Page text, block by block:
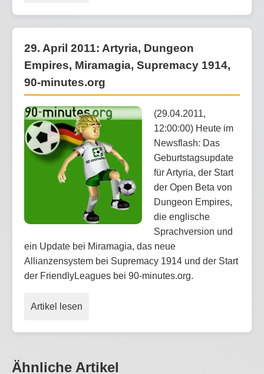
29. April 2011: Artyria, Dungeon
Empires, Miramagia, Supremacy 1914,
90-minutes.org
(29.04.2011,
12:00:00) Heute im
Newsflash: Das
Geburtstagsupdate
für Artyria, der Start
der Open Beta von
Dungeon Empires,
die englische
Sprachversion und
ein Update bei Miramagia, das neue
Allianzensystem bei Supremacy 1914 und der Start
der FriendlyLeagues bei 90-minutes.org.
Artikel lesen
Ähnliche Artikel